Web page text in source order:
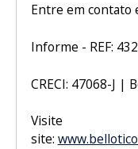
Entre em contato
Informe - REF: 432
CRECI: 47068-J |
site: